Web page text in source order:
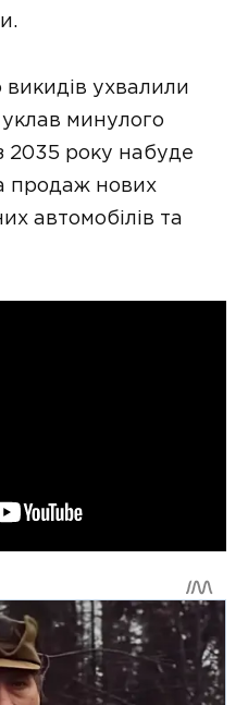
ухвалили
уклав минулого
2035 року набуде
продаж нових
автомобілів та